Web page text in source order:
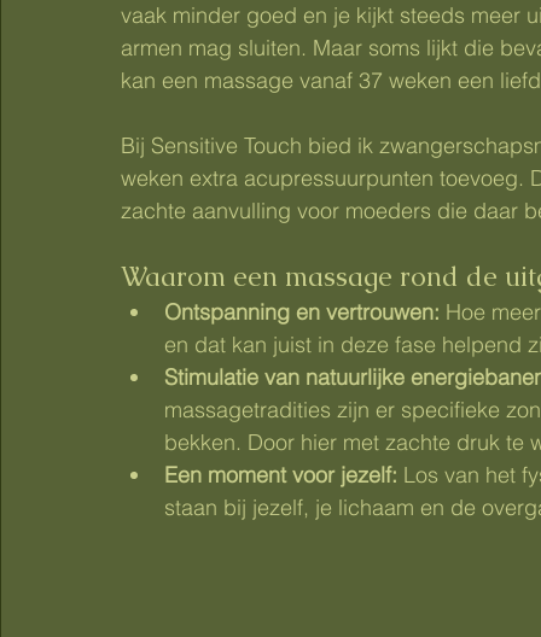
vaak minder goed en je kijkt steeds meer
armen mag sluiten. Maar soms lijkt die
kan een massage vanaf 37 weken een
Bij Sensitive Touch bied ik
weken extra acupressuurpunten
zachte aanvulling voor moeders die daar
Waarom een massage rond de
Ontspanning en vertrouwen: Hoe
en dat kan juist in deze fase helpend
Stimulatie van natuurlijke
massagetradities zijn er specifieke
bekken. Door hier met zachte druk te
Een moment voor jezelf: Los van het
staan bij jezelf, je lichaam en de